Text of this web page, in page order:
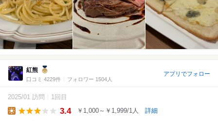
紅熊
口コミ 4229件 フォロワー 1504人
アプリでフォロー
2025/01 訪問 1回目
3.4 ￥1,000～￥1,999/1人 詳細